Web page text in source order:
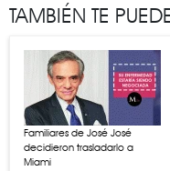
TAMBIÉN TE
Familiares de José José
decidieron trasladarlo a
Miami